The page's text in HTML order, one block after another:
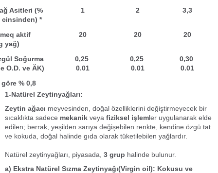
Asitleri (%
cinsinden) *
1 2 3,3
aktif
yağ)
20 20 20
Soğurma
O.D. ve ÄK)
0,25
0.01
0,25
0.01
0,30
0.01
% 0,8
1-Natürel Zeytinyağları:
Zeytin ağacı meyvesinden, doğal özelliklerini değiştirmeyecek bir
sıcaklıkta sadece mekanik veya fiziksel işlemler uygulanarak elde
edilen; berrak, yeşilden sarıya değişebilen renkte, kendine özgü tat
ve kokuda, doğal halinde gıda olarak tüketilebilen yağlardır.
Natürel zeytinyağları, piyasada, 3 grup halinde bulunur.
a) Ekstra Natürel Sızma Zeytinyağı(Virgin oil): Kokusu ve